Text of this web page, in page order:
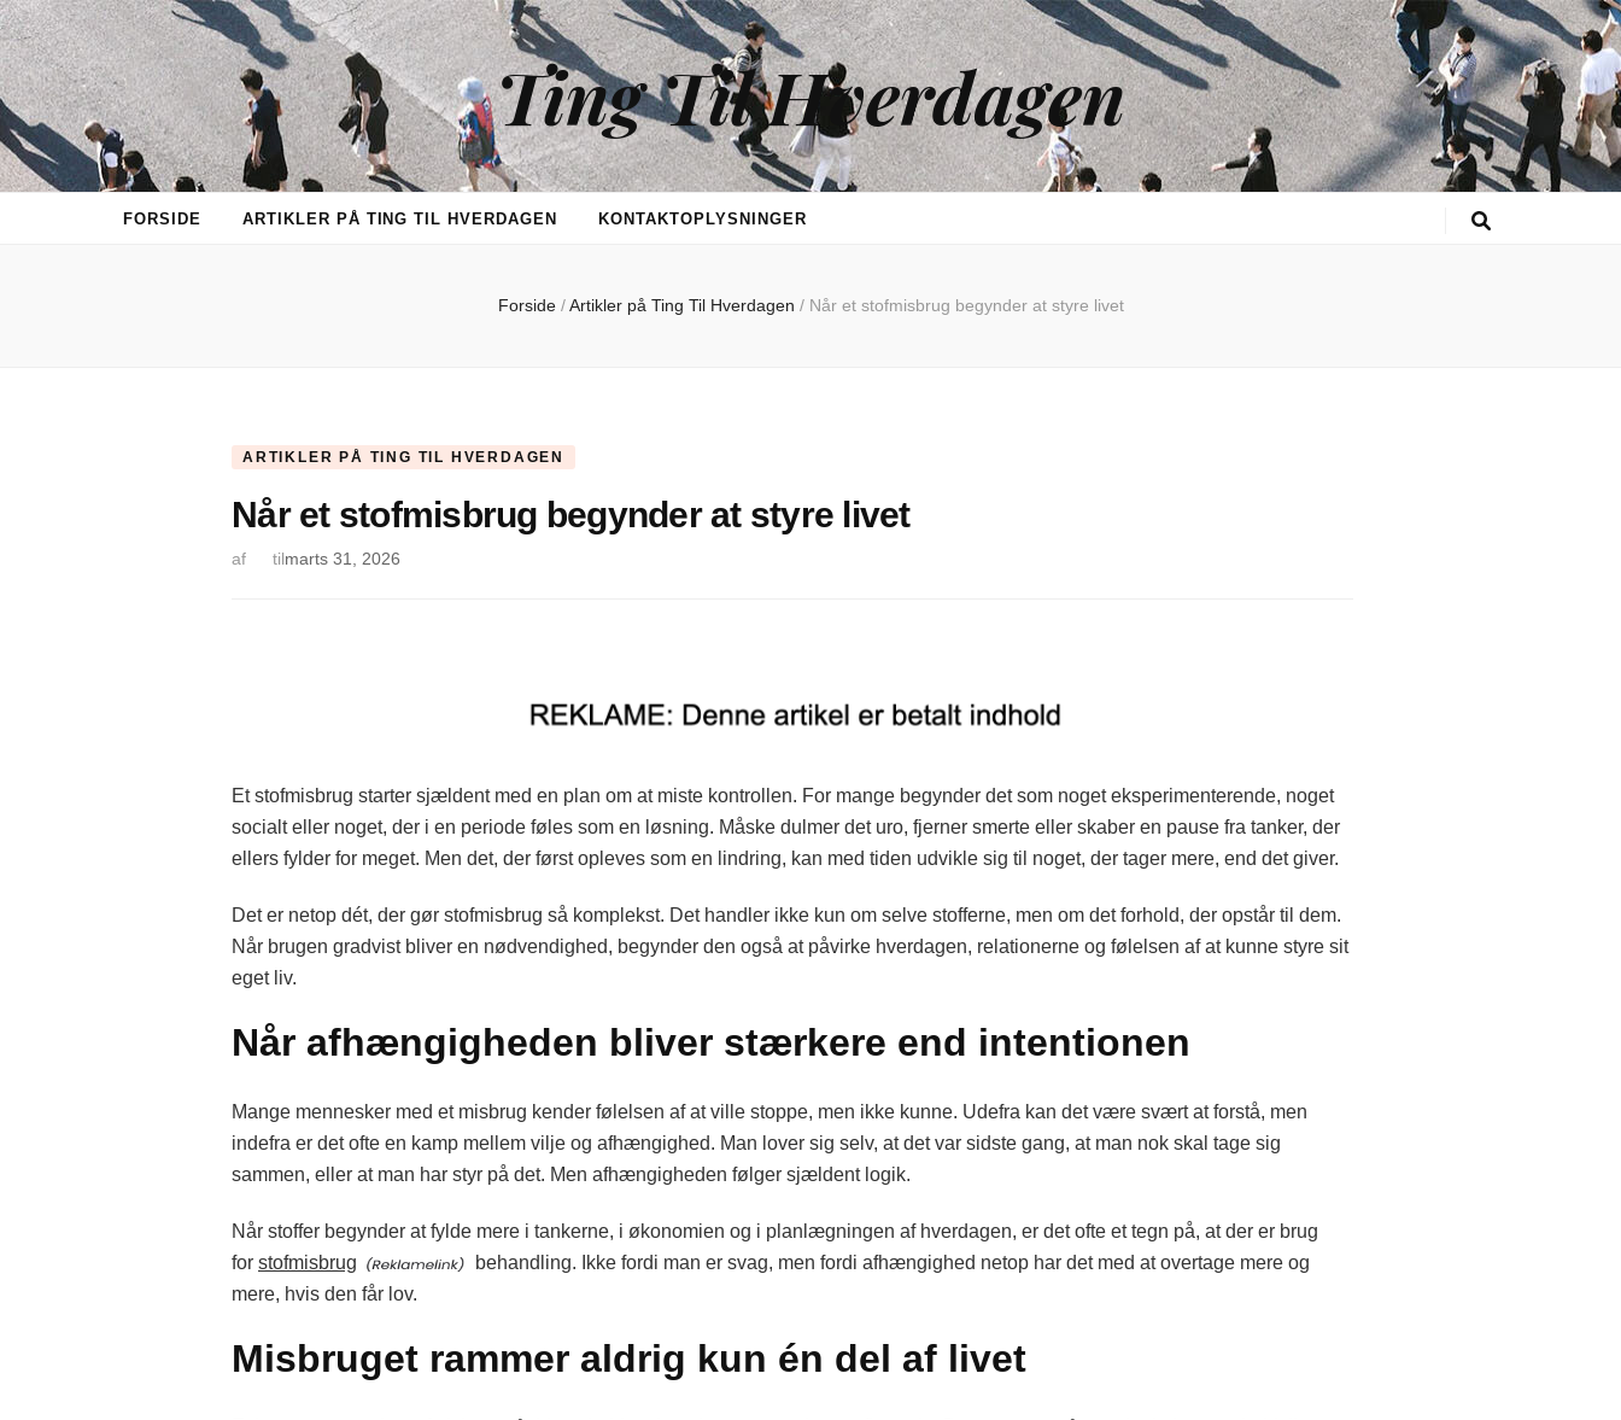
Ting Til Hverdagen
FORSIDE ARTIKLER PÅ TING TIL HVERDAGEN KONTAKTOPLYSNINGER
Forside / Artikler på Ting Til Hverdagen / Når et stofmisbrug begynder at styre livet
ARTIKLER PÅ TING TIL HVERDAGEN
Når et stofmisbrug begynder at styre livet
af tilmarts 31, 2026
Et stofmisbrug starter sjældent med en plan om at miste kontrollen. For mange begynder det som noget eksperimenterende, noget
socialt eller noget, der i en periode føles som en løsning. Måske dulmer det uro, fjerner smerte eller skaber en pause fra tanker, der
ellers fylder for meget. Men det, der først opleves som en lindring, kan med tiden udvikle sig til noget, der tager mere, end det giver.
Det er netop dét, der gør stofmisbrug så komplekst. Det handler ikke kun om selve stofferne, men om det forhold, der opstår til dem.
Når brugen gradvist bliver en nødvendighed, begynder den også at påvirke hverdagen, relationerne og følelsen af at kunne styre sit
eget liv.
Når afhængigheden bliver stærkere end intentionen
Mange mennesker med et misbrug kender følelsen af at ville stoppe, men ikke kunne. Udefra kan det være svært at forstå, men
indefra er det ofte en kamp mellem vilje og afhængighed. Man lover sig selv, at det var sidste gang, at man nok skal tage sig
sammen, eller at man har styr på det. Men afhængigheden følger sjældent logik.
Når stoffer begynder at fylde mere i tankerne, i økonomien og i planlægningen af hverdagen, er det ofte et tegn på, at der er brug
for stofmisbrug
behandling. Ikke fordi man er svag, men fordi afhængighed netop har det med at overtage mere og
mere, hvis den får lov.
Misbruget rammer aldrig kun én del af livet